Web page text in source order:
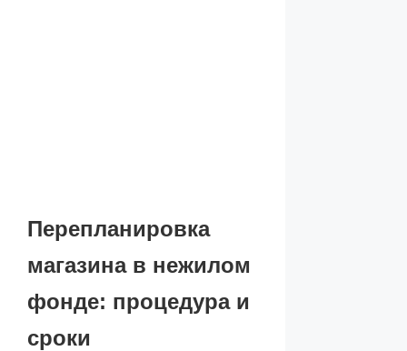
Перепланировка
магазина в нежилом
фонде: процедура и
сроки